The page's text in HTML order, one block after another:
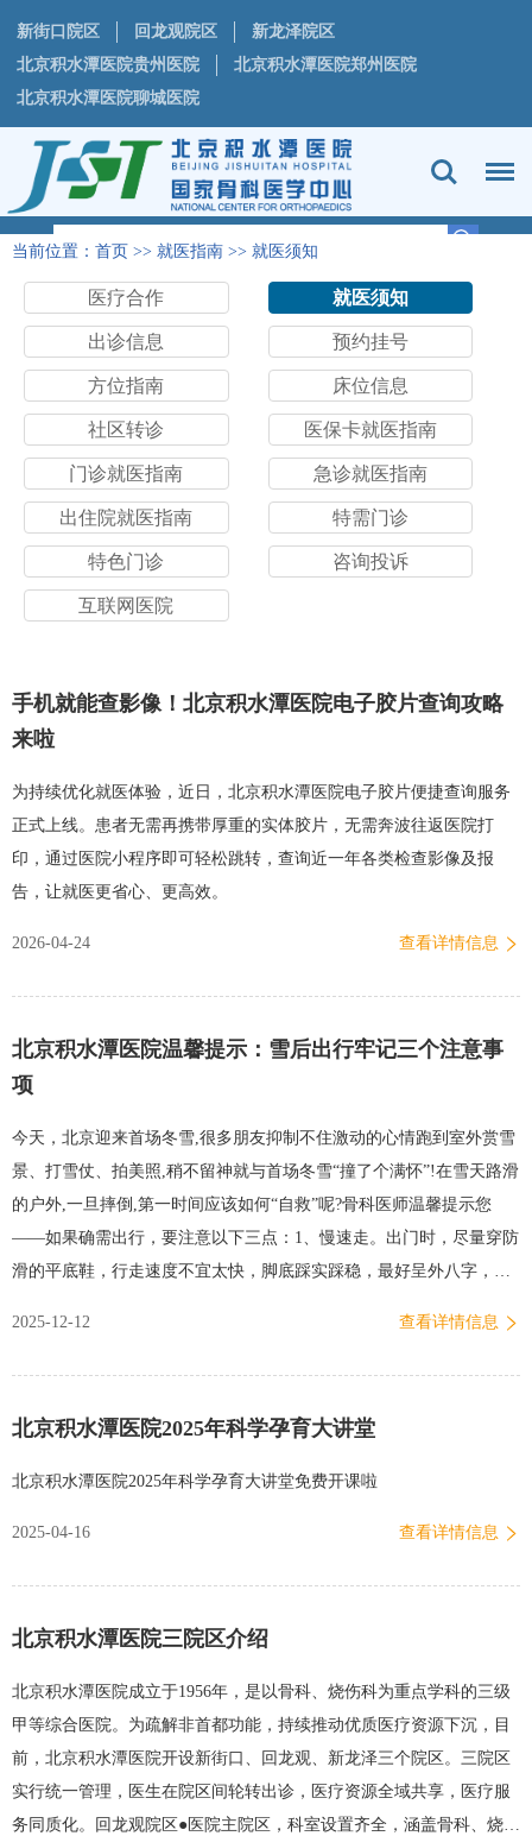
新街口院区 回龙观院区
新龙泽院区
北京积水潭医院贵州医院
北京积水潭医院郑州医院
北京积水潭医院聊城医院
当前位置： 首页 >> 就医指南 >> 就医须知
医疗合作 就医须知
出诊信息 预约挂号
方位指南 床位信息
社区转诊 医保卡就医指南
门诊就医指南 急诊就医指南
出住院就医指南 特需门诊
特色门诊 咨询投诉
互联网医院
手机就能查影像！北京积水潭医院电子胶片查询攻略
来啦
为持续优化就医体验，近日，北京积水潭医院电子胶片便捷查询服务
正式上线。患者无需再携带厚重的实体胶片，无需奔波往返医院打
印，通过医院小程序即可轻松跳转，查询近一年各类检查影像及报
告，让就医更省心、更高效。
2026-04-24 查看详情信息
北京积水潭医院温馨提示：雪后出行牢记三个注意事
项
今天，北京迎来首场冬雪,很多朋友抑制不住激动的心情跑到室外赏雪
景、打雪仗、拍美照,稍不留神就与首场冬雪“撞了个满怀”!在雪天路滑
的户外,一旦摔倒,第一时间应该如何“自救”呢?骨科医师温馨提示您
——如果确需出行，要注意以下三点：1、慢速走。出门时，尽量穿防
滑的平底鞋，行走速度不宜太快，脚底踩实踩稳，最好呈外八字，小
薄冰路面，绕开大理石、瓷砖、冰面等光滑路面。集中注意力，小心
倒后，首先要沉着冷静，尽量制动，可以使用围巾、书本等对骨折处
进行简单的固定。若出现胸腰背部疼痛，无法坐起、站立等，需怀疑
现存在流血创口，或观察到骨骼直接暴露于开放伤口外，先用干净的
2025-12-12 查看详情信息
北京积水潭医院2025年科学孕育大讲堂
北京积水潭医院2025年科学孕育大讲堂免费开课啦
2025-04-16 查看详情信息
北京积水潭医院三院区介绍
北京积水潭医院成立于1956年，是以骨科、烧伤科为重点学科的三级
甲等综合医院。为疏解非首都功能，持续推动优质医疗资源下沉，目
前，北京积水潭医院开设新街口、回龙观、新龙泽三个院区。三院区
实行统一管理，医生在院区间轮转出诊，医疗资源全域共享，医疗服
务同质化。回龙观院区●医院主院区，科室设置齐全，涵盖骨科、烧